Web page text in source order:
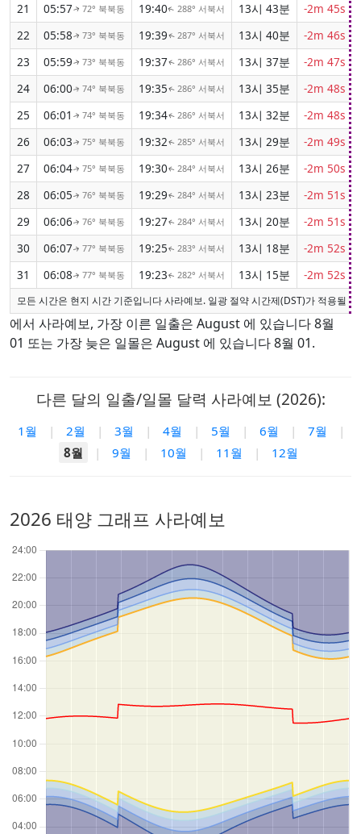
21
05:57↑72° 북북동 19:40↑ 288° 서북서 13시 43분 -2m 45s
22
05:58↑73° 북북동 19:39↑ 287° 서북서 13시 40분 -2m 46s
23
05:59↑73° 북북동 19:37↑ 286° 서북서 13시 37분 -2m 47s
24
06:00↑ 74° 북북동 19:35↑ 286° 서북서 13시 35분 -2m 48s
25
06:01 ↑ 74° 북북동 19:34↑ 286° 서북서 13시 32분 -2m 48s
26
06:03↑ 75° 북북동 19:32↑ 285° 서북서 13시 29분 -2m 49s
27
06:04↑ 75° 북북동 19:30↑ 284° 서북서 13시 26분 -2m 50s
28
06:05↑ 76° 북북동 19:29↑ 284° 서북서 13시 23분 -2m 51s
29
06:06↑ 76° 북북동 19:27↑ 284° 서북서 13시 20분 -2m 51s
30
06:07↑ 77° 북북동 19:25↑ 283° 서북서 13시 18분 -2m 52s
31
06:08↑ 77° 북북동 19:23↑ 282° 서북서 13시 15분 -2m 52s
모든 시간은 현지 시간 기준입니다 사라예보. 일광 절약 시간제(DST)가 적용될
에서 사라예보, 가장 이른 일출은 August 에 있습니다 8월
01 또는 가장 늦은 일몰은 August 에 있습니다 8월 01.
다른 달의 일출/일몰 달력 사라예보 (2026):
1월 | 2월 | 3월 | 4월 | 5월 | 6월 | 7월
|
8월
| 9월 | 10월 | 11월 | 12월
2026 태양 그래프 사라예보